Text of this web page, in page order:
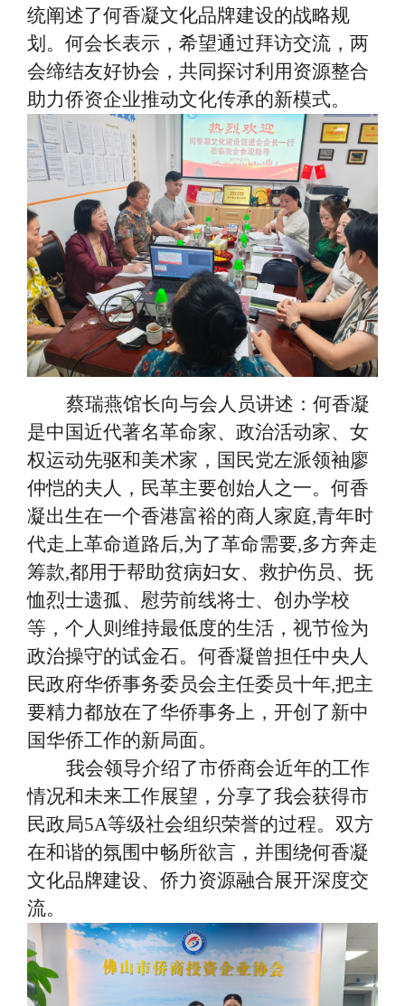
统阐述了何香凝文化品牌建设的战略规
划。何会长表示，希望通过拜访交流，两
会缔结友好协会，共同探讨利用资源整合
助力侨资企业推动文化传承的新模式。
蔡瑞燕馆长向与会人员讲述：何香凝
是中国近代著名革命家、政治活动家、女
权运动先驱和美术家，国民党左派领袖廖
仲恺的夫人，民革主要创始人之一。何香
凝出生在一个香港富裕的商人家庭,青年时
代走上革命道路后,为了革命需要,多方奔走
筹款,都用于帮助贫病妇女、救护伤员、抚
恤烈士遗孤、慰劳前线将士、创办学校
等，个人则维持最低度的生活，视节俭为
政治操守的试金石。何香凝曾担任中央人
民政府华侨事务委员会主任委员十年,把主
要精力都放在了华侨事务上，开创了新中
国华侨工作的新局面。
我会领导介绍了市侨商会近年的工作
情况和未来工作展望，分享了我会获得市
民政局5A等级社会组织荣誉的过程。双方
在和谐的氛围中畅所欲言，并围绕何香凝
文化品牌建设、侨力资源融合展开深度交
流。